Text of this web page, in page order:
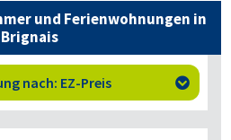
und Ferienwohnungen in
Brignais
nach: EZ-Preis 